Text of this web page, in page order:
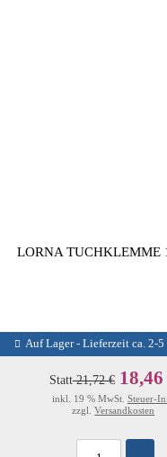
LORNA TUCHKLEMME
Auf Lager - Lieferzeit ca. 2-5
Statt21,72 € 18,46
inkl. 19 % MwSt. Steuer-
zzgl.Versandkosten